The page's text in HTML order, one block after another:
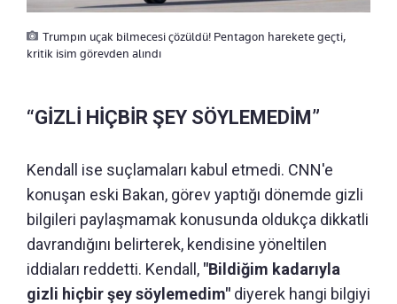
Trumpın uçak bilmecesi çözüldü! Pentagon harekete geçti,
kritik isim görevden alındı
“GİZLİ HİÇBİR ŞEY SÖYLEMEDİM”
Kendall ise suçlamaları kabul etmedi. CNN'e
konuşan eski Bakan, görev yaptığı dönemde gizli
bilgileri paylaşmamak konusunda oldukça dikkatli
davrandığını belirterek, kendisine yöneltilen
iddiaları reddetti. Kendall, "Bildiğim kadarıyla
gizli hiçbir şey söylemedim" diyerek hangi bilgiyi